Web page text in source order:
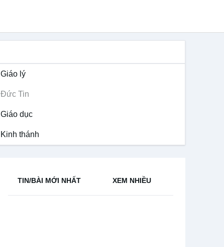
Giáo lý
Đức Tin
Giáo dục
Kinh thánh
TIN/BÀI MỚI NHẤT XEM NHIỀU